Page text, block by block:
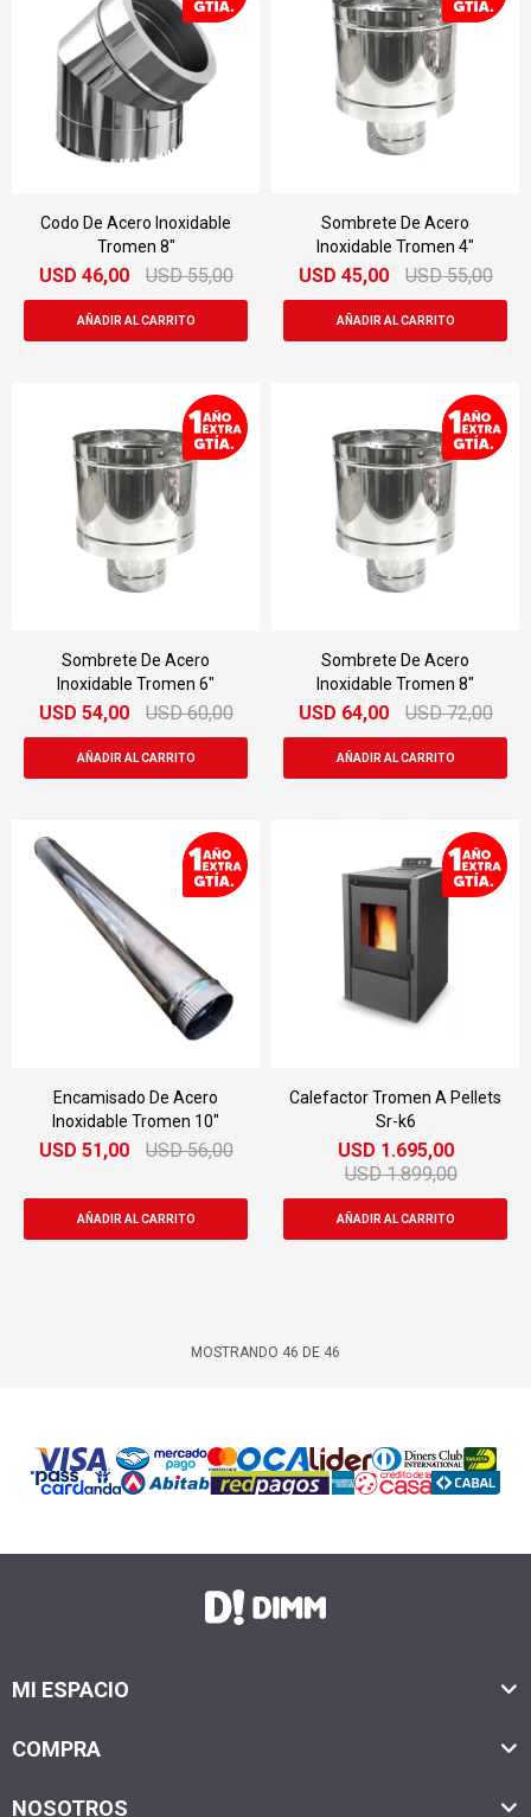
Codo De Acero Inoxidable
Tromen 8"
USD 46,00 USD 55,00
Sombrete De Acero
Inoxidable Tromen 4"
USD 45,00 USD 55,00
Sombrete De Acero
Inoxidable Tromen 6"
USD 54,00 USD 60,00
Sombrete De Acero
Inoxidable Tromen 8"
USD 64,00 USD 72,00
Encamisado De Acero
Inoxidable Tromen 10"
USD 51,00 USD 56,00
Calefactor Tromen A Pellets
Sr-k6
USD 1.695,00
USD 1.899,00
MOSTRANDO 46 DE 46
MI ESPACIO
COMPRA
NOSOTROS